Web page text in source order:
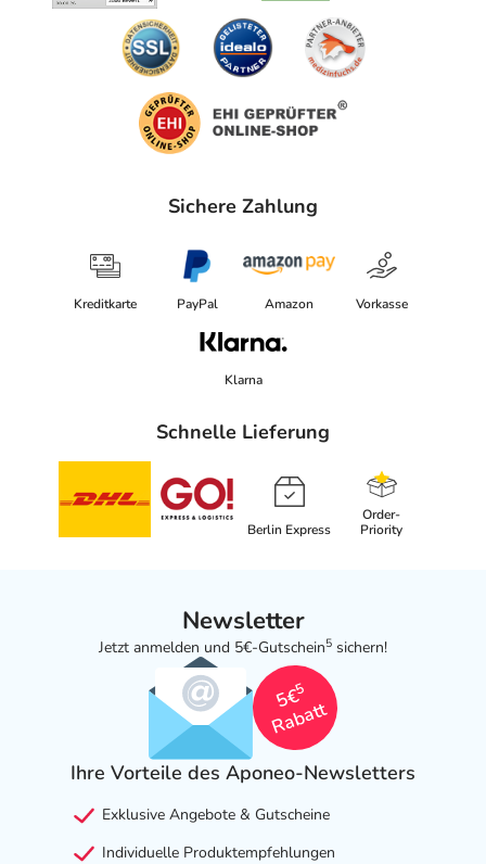
Sichere Zahlung
Kreditkarte PayPal Amazon Vorkasse
Klarna
Schnelle Lieferung
Berlin Express
Order-
Priority
Newsletter
Jetzt anmelden und 5€-Gutschein5 sichern!
5€
5
Rabatt
Ihre Vorteile des Aponeo-Newsletters
Exklusive Angebote & Gutscheine
Individuelle Produktempfehlungen